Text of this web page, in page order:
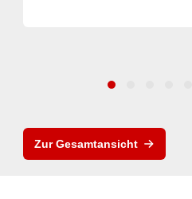
Zur Gesamtansicht